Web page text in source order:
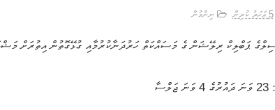
5 އަހަރު ކުރިން ނިންމުން
ޕަބްލިކް ރިލޭޝަން ގެ މަސައްކަތް ހަރުދަނާކުރުމާއި ގުޅޭގޮތުން އިތުރަށް
23 ވަނަ ދައުރުގެ 4 ވަނަ ޖަލްސާ